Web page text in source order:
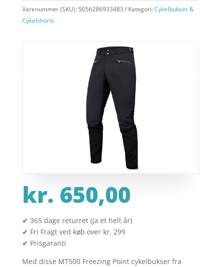
Varenummer (SKU): 5056286933483 Kategori:Cykelbukser &
Cykelshorts
kr. 650,00
✔ 365 dage returret (ja et helt år)
✔ Fri Fragt ved køb over kr. 299
✔ Prisgaranti
Med disse MT500 Freezing Point cykelbukser fra